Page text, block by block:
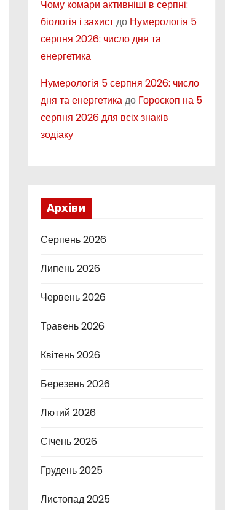
Чому комари активніші в серпні:
біологія і захистдо Нумерологія 5
серпня 2026: число дня та
енергетика
Нумерологія 5 серпня 2026: число
дня та енергетикадо Гороскоп на 5
серпня 2026 для всіх знаків
зодіаку
Архіви
Серпень 2026
Липень 2026
Червень 2026
Травень 2026
Квітень 2026
Березень 2026
Лютий 2026
Січень 2026
Грудень 2025
Листопад 2025